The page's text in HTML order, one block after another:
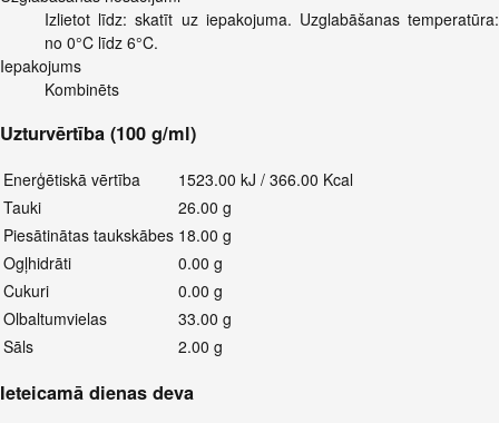
Izlietot līdz: skatīt uz iepakojuma. Uzglabāšanas temperatūra:
no 0°C līdz 6°C.
Iepakojums
Kombinēts
Uzturvērtība (100 g/ml)
Enerģētiskā vērtība
1523.00 kJ / 366.00 Kcal
Tauki
26.00 g
Piesātinātas taukskābes 18.00 g
Ogļhidrāti
0.00 g
Cukuri
0.00 g
Olbaltumvielas
33.00 g
Sāls
2.00 g
Ieteicamā dienas deva